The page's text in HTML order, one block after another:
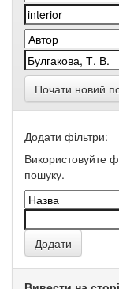
Почати новий
Додати фільтри:
Використовуйте
пошуку.